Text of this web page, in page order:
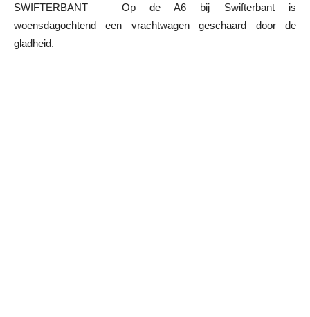
SWIFTERBANT – Op de A6 bij Swifterbant is
woensdagochtend een vrachtwagen geschaard door de
gladheid.